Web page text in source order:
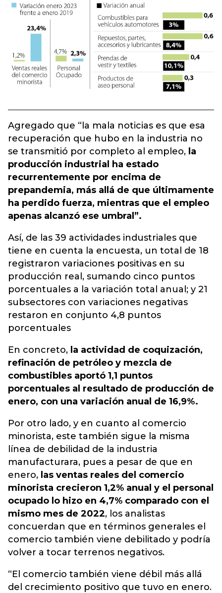
Agregado que “la mala noticias es que esa
recuperación que hubo en la industria no
se transmitió por completo al empleo, la
producción industrial ha estado
recurrentemente por encima de
prepandemia, más allá de que últimamente
ha perdido fuerza, mientras que el empleo
apenas alcanzó ese umbral”.
Así, de las 39 actividades industriales que
tiene en cuenta la encuesta, un total de 18
registraron variaciones positivas en su
producción real, sumando cinco puntos
porcentuales a la variación total anual; y 21
subsectores con variaciones negativas
restaron en conjunto 4,8 puntos
porcentuales
En concreto, la actividad de coquización,
refinación de petróleo y mezcla de
combustibles aportó 1,1 puntos
porcentuales al resultado de producción de
enero, con una variación anual de 16,9%.
Por otro lado, y en cuanto al comercio
minorista, este también sigue la misma
línea de debilidad de la industria
manufacturara, pues a pesar de que en
enero, las ventas reales del comercio
minorista crecieron 1,2% anual y el personal
ocupado lo hizo en 4,7% comparado con el
mismo mes de 2022, los analistas
concuerdan que en términos generales el
comercio también viene debilitado y podría
volver a tocar terrenos negativos.
“El comercio también viene débil más allá
del crecimiento positivo que tuvo en enero.